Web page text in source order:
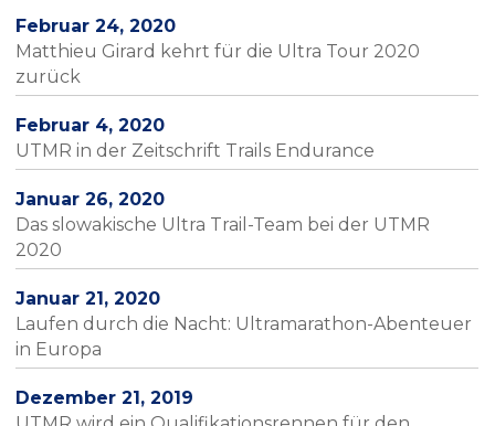
Februar 24, 2020
Matthieu Girard kehrt für die Ultra Tour 2020
zurück
Februar 4, 2020
UTMR in der Zeitschrift Trails Endurance
Januar 26, 2020
Das slowakische Ultra Trail-Team bei der UTMR
2020
Januar 21, 2020
Laufen durch die Nacht: Ultramarathon-Abenteuer
in Europa
Dezember 21, 2019